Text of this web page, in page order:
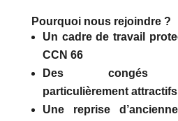
Pourquoi nous rejoindre ?
Un cadre de travail
CCN 66
Des congés
particulièrement
Une reprise